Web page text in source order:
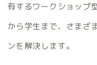
有するワークショップ
から学生まで、さまざ
ンを解決します。